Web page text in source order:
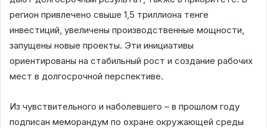
регион привлечено свыше 1,5 триллиона тенге
инвестиций, увеличены производственные мощности,
запущены новые проекты. Эти инициативы
ориентированы на стабильный рост и создание рабочих
мест в долгосрочной перспективе.
Из чувствительного и наболевшего – в прошлом году
подписан меморандум по охране окружающей среды